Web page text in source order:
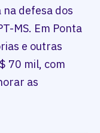
defesa dos
MS. Em Ponta
e outras
70 mil, com
as